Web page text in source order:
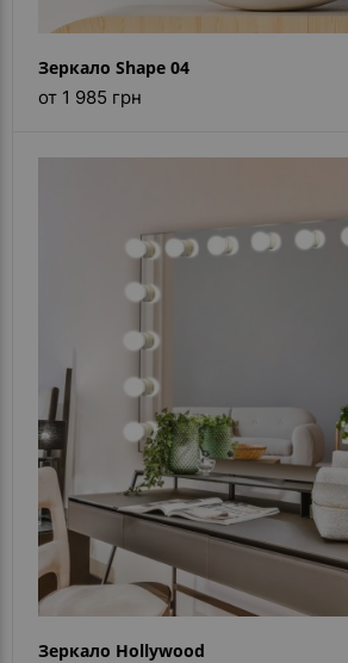
Зеркало Shape 04
от 1 985 грн
Зеркало Hollywood